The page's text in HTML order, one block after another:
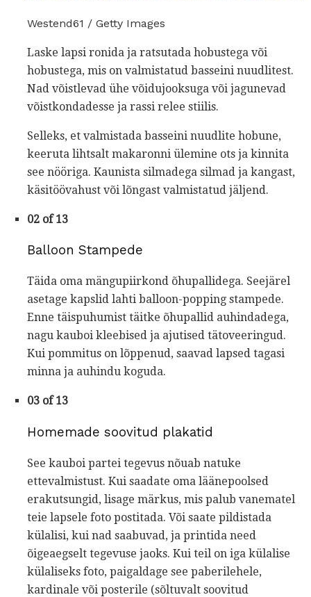
Westend61 / Getty Images
Laske lapsi ronida ja ratsutada hobustega või
hobustega, mis on valmistatud basseini nuudlitest.
Nad võistlevad ühe võidujooksuga või jagunevad
võistkondadesse ja rassi relee stiilis.
Selleks, et valmistada basseini nuudlite hobune,
keeruta lihtsalt makaronni ülemine ots ja kinnita
see nööriga. Kaunista silmadega silmad ja kangast,
käsitöövahust või lõngast valmistatud jäljend.
02 of 13
Balloon Stampede
Täida oma mängupiirkond õhupallidega. Seejärel
asetage kapslid lahti balloon-popping stampede.
Enne täispuhumist täitke õhupallid auhindadega,
nagu kauboi kleebised ja ajutised tätoveeringud.
Kui pommitus on lõppenud, saavad lapsed tagasi
minna ja auhindu koguda.
03 of 13
Homemade soovitud plakatid
See kauboi partei tegevus nõuab natuke
ettevalmistust. Kui saadate oma läänepoolsed
erakutsungid, lisage märkus, mis palub vanematel
teie lapsele foto postitada. Või saate pildistada
külalisi, kui nad saabuvad, ja printida need
õigeaegselt tegevuse jaoks. Kui teil on iga külalise
külaliseks foto, paigaldage see paberilehele,
kardinale või posterile (sõltuvalt soovitud